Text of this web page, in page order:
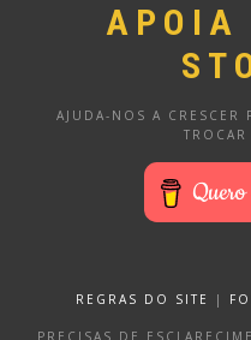
APOIA
AJUDA-NOS A CRESCER
REGRAS DO SITE |